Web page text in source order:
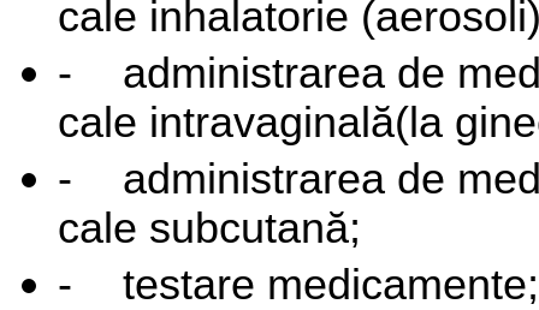
cale inhalatorie
- administrarea de
cale intravaginală(la
- administrarea de
cale subcutană;
-
testare medicamente;